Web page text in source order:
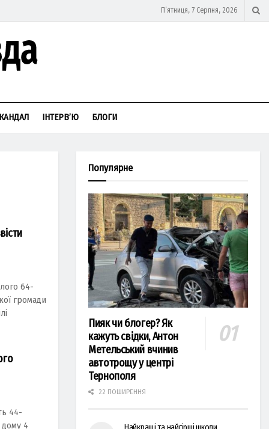
П’ятниця, 7 Серпня, 2026
ІНТЕРВ’Ю БЛОГИ
64-
громади
44-
дому 4
Популярне
Пияк чи блогер? Як
кажуть свідки, Антон
Метельський вчинив
автотрощу у центрі
Тернополя
22 ПОШИРЕННЯ